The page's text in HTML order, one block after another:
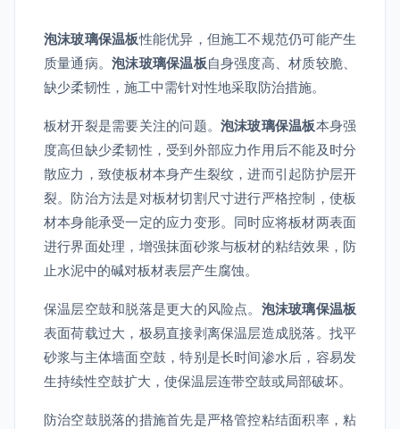
泡沫玻璃保温板性能优异，但施工不规范仍可能产生
质量通病。泡沫玻璃保温板自身强度高、材质较脆、
缺少柔韧性，施工中需针对性地采取防治措施。
板材开裂是需要关注的问题。 泡沫玻璃保温板本身强
度高但缺少柔韧性，受到外部应力作用后不能及时分
散应力，致使板材本身产生裂纹，进而引起防护层开
裂。防治方法是对板材切割尺寸进行严格控制，使板
材本身能承受一定的应力变形。同时应将板材两表面
进行界面处理，增强抹面砂浆与板材的粘结效果，防
止水泥中的碱对板材表层产生腐蚀。
保温层空鼓和脱落是更大的风险点。 泡沫玻璃保温板
表面荷载过大，极易直接剥离保温层造成脱落。找平
砂浆与主体墙面空鼓，特别是长时间渗水后，容易发
生持续性空鼓扩大，使保温层连带空鼓或局部破坏。
防治空鼓脱落的措施首先是严格管控粘结面积率，粘